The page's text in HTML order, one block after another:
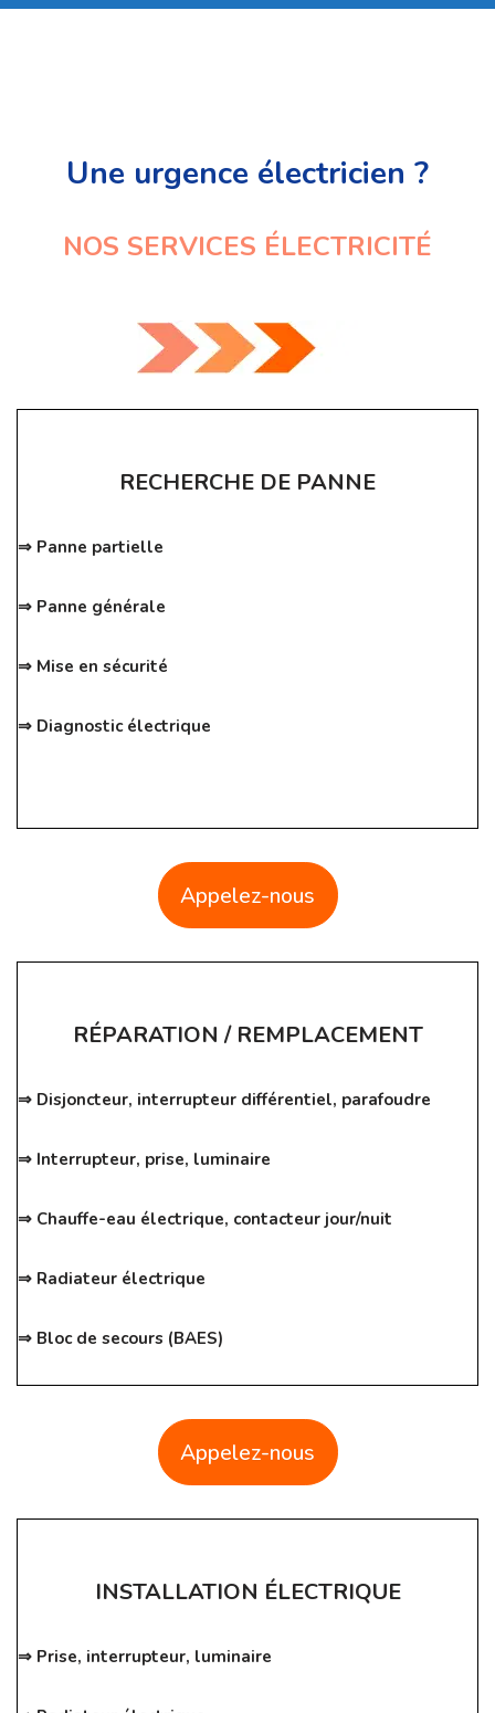
Une urgence électricien ?
NOS SERVICES ÉLECTRICITÉ
RECHERCHE DE PANNE
⇒ Panne partielle
⇒ Panne générale
⇒ Mise en sécurité
⇒ Diagnostic électrique
Appelez-nous
RÉPARATION / REMPLACEMENT
⇒ Disjoncteur, interrupteur différentiel, parafoudre
⇒ Interrupteur, prise, luminaire
⇒ Chauffe-eau électrique, contacteur jour/nuit
⇒ Radiateur électrique
⇒ Bloc de secours (BAES)
Appelez-nous
INSTALLATION ÉLECTRIQUE
⇒ Prise, interrupteur, luminaire